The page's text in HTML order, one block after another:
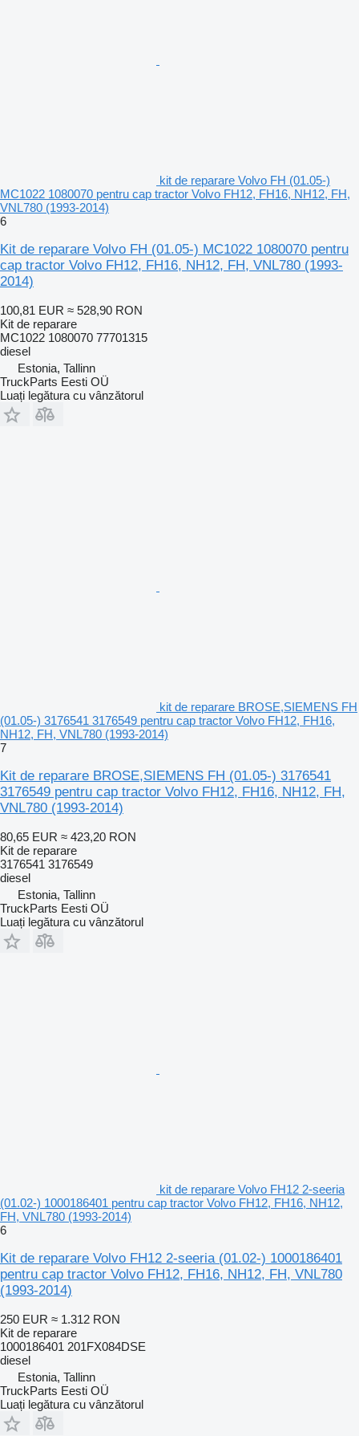
kit de reparare Volvo FH (01.05-)
MC1022 1080070 pentru cap tractor Volvo FH12, FH16, NH12, FH,
VNL780 (1993-2014)
6
Kit de reparare Volvo FH (01.05-) MC1022 1080070 pentru
cap tractor Volvo FH12, FH16, NH12, FH, VNL780 (1993-
2014)
100,81 EUR ≈ 528,90 RON
Kit de reparare
MC1022 1080070 77701315
diesel
Estonia, Tallinn
TruckParts Eesti OÜ
Luați legătura cu vânzătorul
kit de reparare BROSE,SIEMENS FH
(01.05-) 3176541 3176549 pentru cap tractor Volvo FH12, FH16,
NH12, FH, VNL780 (1993-2014)
7
Kit de reparare BROSE,SIEMENS FH (01.05-) 3176541
3176549 pentru cap tractor Volvo FH12, FH16, NH12, FH,
VNL780 (1993-2014)
80,65 EUR ≈ 423,20 RON
Kit de reparare
3176541 3176549
diesel
Estonia, Tallinn
TruckParts Eesti OÜ
Luați legătura cu vânzătorul
kit de reparare Volvo FH12 2-seeria
(01.02-) 1000186401 pentru cap tractor Volvo FH12, FH16, NH12,
FH, VNL780 (1993-2014)
6
Kit de reparare Volvo FH12 2-seeria (01.02-) 1000186401
pentru cap tractor Volvo FH12, FH16, NH12, FH, VNL780
(1993-2014)
250 EUR ≈ 1.312 RON
Kit de reparare
1000186401 201FX084DSE
diesel
Estonia, Tallinn
TruckParts Eesti OÜ
Luați legătura cu vânzătorul